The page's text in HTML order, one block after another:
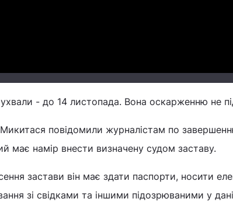
ухвали - до 14 листопада. Вона оскарженню не
повідомили журналістам по
має намір внести визначену судом заставу.
застави він має здати паспорти, носити
зі свідками та іншими підозрюваними у